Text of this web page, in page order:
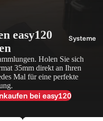
Systeme
easy120
Holen Sie sich
35mm direkt an Ihren
Mal für eine perfekte
bei easy120